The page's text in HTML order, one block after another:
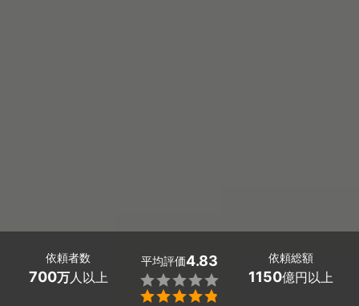
依頼者数
700万人以上
平均評価4.83


依頼総額
1150億円以上